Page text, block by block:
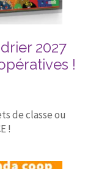
2027
!
de classe ou
!